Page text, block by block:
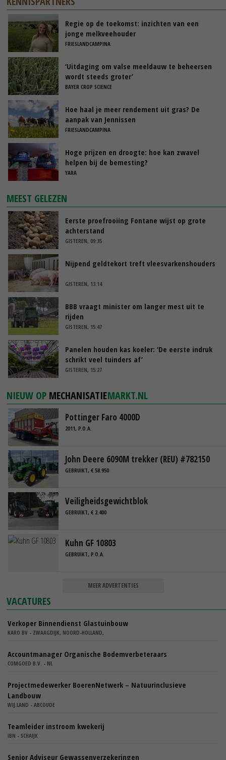
Regie op de toekomst: inzichten van een
jonge melkveehouder
FRIESLANDCAMPINA
‘Uitdaging om valse meeldauw te beheersen
wordt steeds groter’
BAYER CROP SCIENCE
Hoe haal je meer rendement uit gras? De
aanpak van Jennissen
FRIESLANDCAMPINA
Hoge prijzen en droogte: hoe kan zwavel
helpen bij de bemesting?
YARA
MEEST GELEZEN
Eerste proefrooiing Fontane wijst op grote
achterstand
GISTEREN, 09:35
Nijpend geldtekort treft vleesvarkenshouders
GISTEREN, 13:14
BBB vraagt minister om langer mest uit te
rijden
GISTEREN, 15:47
Panelen houden kas koeler: ‘De eerste indruk
schrikt veel tuinders af’
GISTEREN, 15:27
NIEUW OP MECHANISATIEMARKT.NL
Pottinger Faro 4000D
2011, P.O.A.
John Deere 6090M trekker (REU) #782150
GEBRUIKT, € 58.950
Veiligheidsgewichtblok
GEBRUIKT, € 2.400
Kuhn GF 10803
GEBRUIKT, P.O.A.
MEER ADVERTENTIES
VACATURES
Verkoper Binnendienst Glastuinbouw
KARO BV - ZWAAGDIJK, NOORD-HOLLAND,
Accountmanager Organische Bodemverbeteraars
COMGOED B.V. - NL
Projectmedewerker BoerenNetwerk – Natuurinclusieve
Landbouw
WIJ.LAND - ABCOUDE
Teamleider instroom kwekerij
IBN - SCHAIJK
Senior Adviseur Gewassenverzekeringen